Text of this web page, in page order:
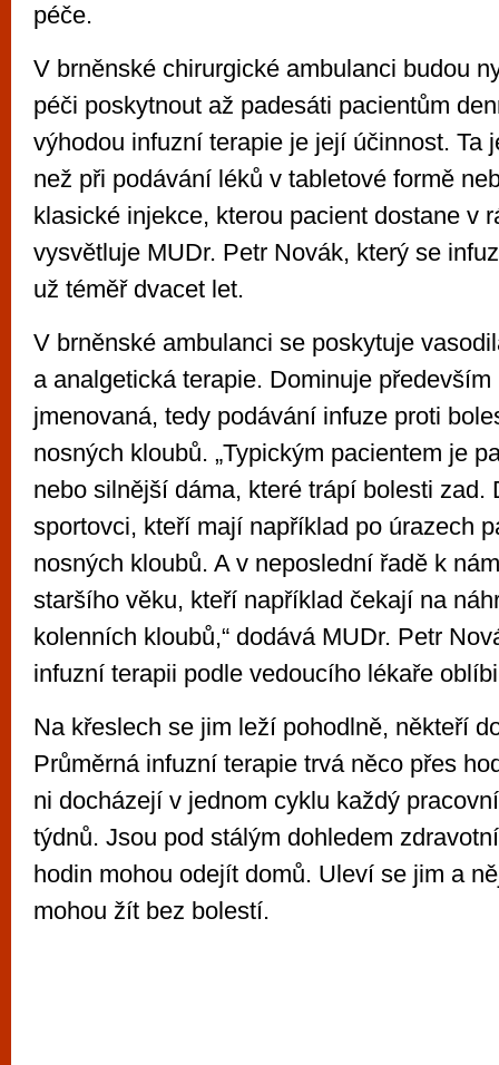
péče.
V brněnské chirurgické ambulanci budou
péči poskytnout až padesáti pacientům
výhodou infuzní terapie je její účinnost. Ta
než při podávání léků v tabletové formě
klasické injekce, kterou pacient dostane v
vysvětluje MUDr. Petr Novák, který se
už téměř dvacet let.
V brněnské ambulanci se poskytuje
a analgetická terapie. Dominuje především
jmenovaná, tedy podávání infuze proti
nosných kloubů. „Typickým pacientem je
nebo silnější dáma, které trápí bolesti zad.
sportovci, kteří mají například po úrazech
nosných kloubů. A v neposlední řadě k
staršího věku, kteří například čekají na
kolenních kloubů,“ dodává MUDr. Petr
infuzní terapii podle vedoucího lékaře
Na křeslech se jim leží pohodlně, někteří
Průměrná infuzní terapie trvá něco přes
ni docházejí v jednom cyklu každý
týdnů. Jsou pod stálým dohledem
hodin mohou odejít domů. Uleví se jim a
mohou žít bez bolestí.